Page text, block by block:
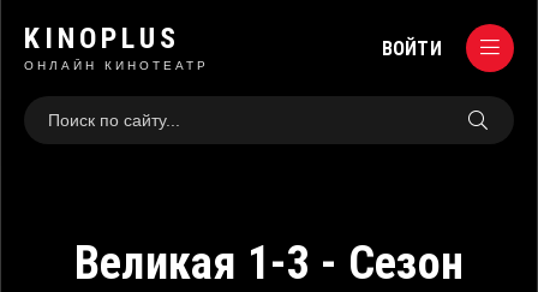
KINOPLUS
ОНЛАЙН КИНОТЕАТР
ВОЙТИ
Великая 1-3 - Сезон